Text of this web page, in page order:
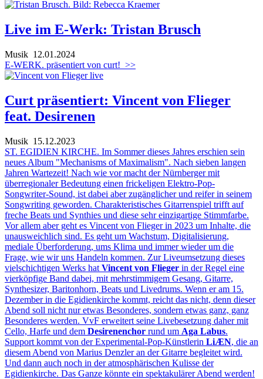
Live im E-Werk: Tristan Brusch
Musik 12.01.2024
E-WERK. präsentiert von curt! >>
Curt präsentiert: Vincent von Flieger
feat. Desirenen
Musik 15.12.2023
ST. EGIDIEN KIRCHE. Im Sommer dieses Jahres erschien sein
neues Album "Mechanisms of Maximalism". Nach sieben langen
Jahren Wartezeit! Nach wie vor macht der Nürnberger mit
überregionaler Bedeutung einen frickeligen Elektro-Pop-
Songwriter-Sound, ist dabei aber zugänglicher und reifer in seinem
Songwriting geworden. Charakteristisches Gitarrenspiel trifft auf
freche Beats und Synthies und diese sehr einzigartige Stimmfarbe.
Vor allem aber geht es Vincent von Flieger in 2023 um Inhalte, die
unausweichlich sind. Es geht um Wachstum, Digitalisierung,
mediale Überforderung, ums Klima und immer wieder um die
Frage, wie wir uns Handeln kommen. Zur Liveumsetzung dieses
vielschichtigen Werks hat Vincent von Flieger in der Regel eine
vierköpfige Band dabei, mit mehrstimmigem Gesang, Gitarre,
Synthesizer, Baritonhorn, Beats und Livedrums. Wenn er am 15.
Dezember in die Egidienkirche kommt, reicht das nicht, denn dieser
Abend soll nicht nur etwas Besonderes, sondern etwas ganz, ganz
Besonderes werden. VvF erweitert seine Livebesetzung daher mit
Cello, Harfe und dem Desirenenchor rund um Aga Labus.
Support kommt von der Experimental-Pop-Künstlerin LiÆN, die an
diesem Abend von Marius Denzler an der Gitarre begleitet wird.
Und dann auch noch in der atmosphärischen Kulisse der
Egidienkirche. Das Ganze könnte ein spektakulärer Abend werden!